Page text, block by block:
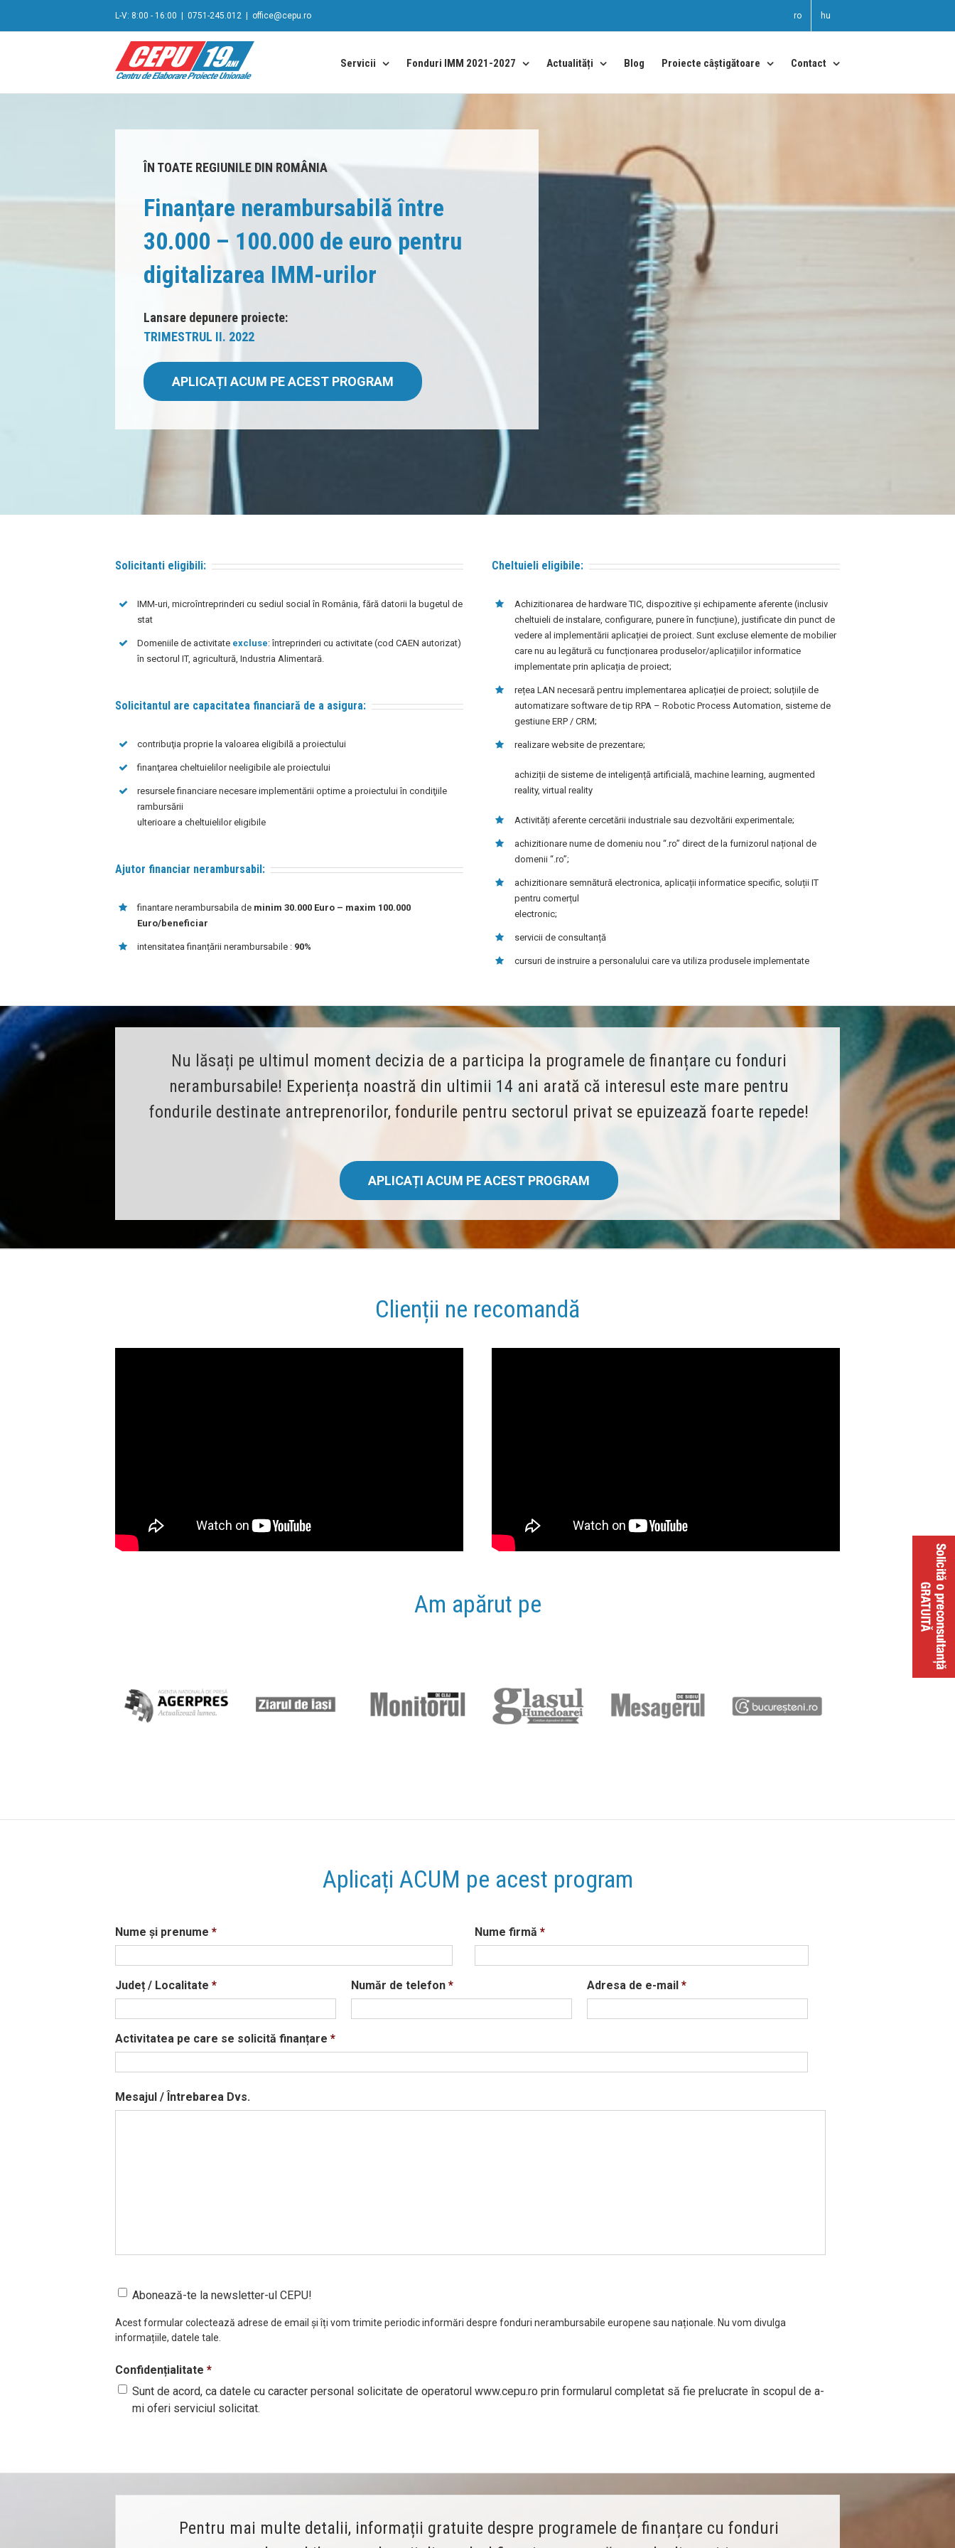
L-V: 8:00 - 16:00 0751-245.012 office@cepu.ro ro hu
Servicii Fonduri IMM 2021-2027 Actualități Blog Proiecte câștigătoare Contact
ÎN TOATE REGIUNILE DIN ROMÂNIA
Finanțare nerambursabilă între
30.000 – 100.000 de euro pentru
digitalizarea IMM-urilor
Lansare depunere proiecte:
TRIMESTRUL II. 2022
APLICAȚI ACUM PE ACEST PROGRAM
Solicitanti eligibili:
IMM-uri, microîntreprinderi cu sediul social în România, fără datorii la bugetul de
stat
Domeniile de activitate excluse: întreprinderi cu activitate (cod CAEN autorizat)
în sectorul IT, agricultură, Industria Alimentară.
Solicitantul are capacitatea financiară de a asigura:
contribuţia proprie la valoarea eligibilă a proiectului
finanţarea cheltuielilor neeligibile ale proiectului
resursele financiare necesare implementării optime a proiectului în condiţiile
rambursării
ulterioare a cheltuielilor eligibile
Ajutor financiar nerambursabil:
finantare nerambursabila de minim 30.000 Euro – maxim 100.000
Euro/beneficiar
intensitatea finanțării nerambursabile : 90%
Cheltuieli eligibile:
Achizitionarea de hardware TIC, dispozitive și echipamente aferente (inclusiv
cheltuieli de instalare, configurare, punere în funcțiune), justificate din punct de
vedere al implementării aplicației de proiect. Sunt excluse elemente de mobilier
care nu au legătură cu funcționarea produselor/aplicațiilor informatice
implementate prin aplicația de proiect;
rețea LAN necesară pentru implementarea aplicației de proiect; soluțiile de
automatizare software de tip RPA – Robotic Process Automation, sisteme de
gestiune ERP / CRM;
realizare website de prezentare;
achiziții de sisteme de inteligență artificială, machine learning, augmented
reality, virtual reality
Activități aferente cercetării industriale sau dezvoltării experimentale;
achizitionare nume de domeniu nou “.ro” direct de la furnizorul național de
domenii “.ro”;
achizitionare semnătură electronica, aplicații informatice specific, soluții IT
pentru comerțul
electronic;
servicii de consultanță
cursuri de instruire a personalului care va utiliza produsele implementate
Nu lăsați pe ultimul moment decizia de a participa la programele de finanțare cu fonduri
nerambursabile! Experiența noastră din ultimii 14 ani arată că interesul este mare pentru
fondurile destinate antreprenorilor, fondurile pentru sectorul privat se epuizează foarte repede!
APLICAȚI ACUM PE ACEST PROGRAM
Clienții ne recomandă
Am apărut pe
Aplicați ACUM pe acest program
Nume și prenume * Nume firmă *
Județ / Localitate * Număr de telefon * Adresa de e-mail *
Activitatea pe care se solicită finanțare *
Mesajul / Întrebarea Dvs.
Abonează-te la newsletter-ul CEPU!
Acest formular colectează adrese de email și îți vom trimite periodic informări despre fonduri nerambursabile europene sau naționale. Nu vom divulga
informațiile, datele tale.
Confidențialitate *
Sunt de acord, ca datele cu caracter personal solicitate de operatorul www.cepu.ro prin formularul completat să fie prelucrate în scopul de a-
mi oferi serviciul solicitat.
Pentru mai multe detalii, informații gratuite despre programele de finanțare cu fonduri